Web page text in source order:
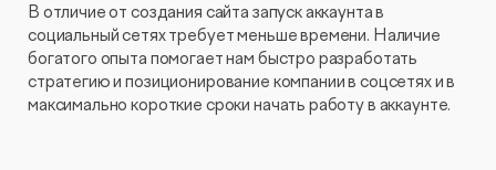
В отличие от создания сайта запуск аккаунта в
социальный сетях требует меньше времени. Наличие
богатого опыта помогает нам быстро разработать
стратегию и позиционирование компании в соцсетях и в
максимально короткие сроки начать работу в аккаунте.